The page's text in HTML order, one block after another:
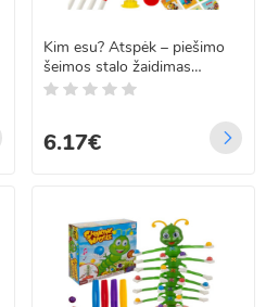
Kim esu? Atspėk – piešimo
šeimos stalo žaidimas
vaikams
6.17€